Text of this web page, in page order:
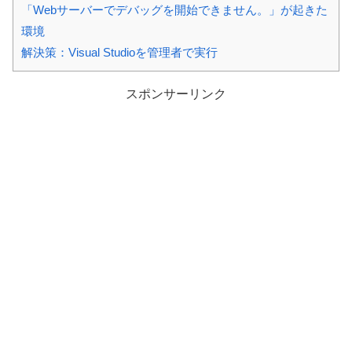
「Webサーバーでデバッグを開始できません。」が起きた
環境
解決策：Visual Studioを管理者で実行
スポンサーリンク